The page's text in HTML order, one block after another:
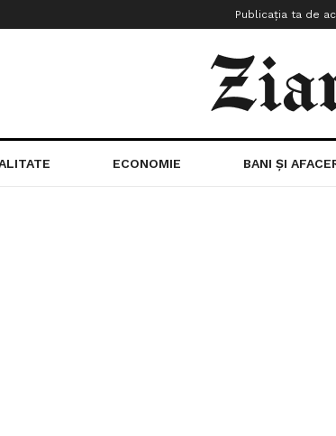
Publicația ta de
ECONOMIE BANI ȘI